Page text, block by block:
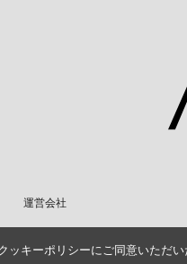
運営会社
キーポリシーにご同意いただい